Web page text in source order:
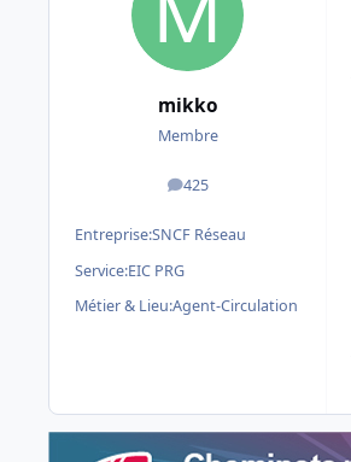
mikko
Membre
425
messages
Entreprise:SNCF Réseau
Service:EIC PRG
Métier & Lieu:Agent-Circulation